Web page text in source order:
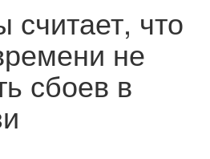
что
не
сбоев в